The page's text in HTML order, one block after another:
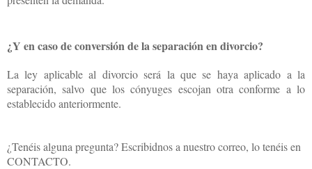
¿Y en caso de conversión de la separación en divorcio?
La ley aplicable al divorcio será la que se haya aplicado a la
separación, salvo que los cónyuges escojan otra conforme a lo
establecido anteriormente.
¿Tenéis alguna pregunta? Escribidnos a nuestro correo, lo tenéis en
CONTACTO.